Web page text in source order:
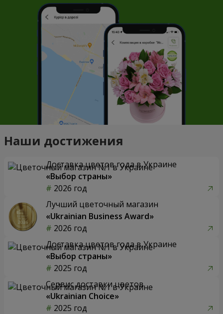
Наши достижения
Доставка цветов года в Украине
«Выбор страны»
2026 год
Лучший цветочный магазин
«Ukrainian Business Award»
2026 год
Доставка цветов года в Украине
«Выбор страны»
2025 год
Сервис доставки цветов
«Ukrainian Choice»
2025 год